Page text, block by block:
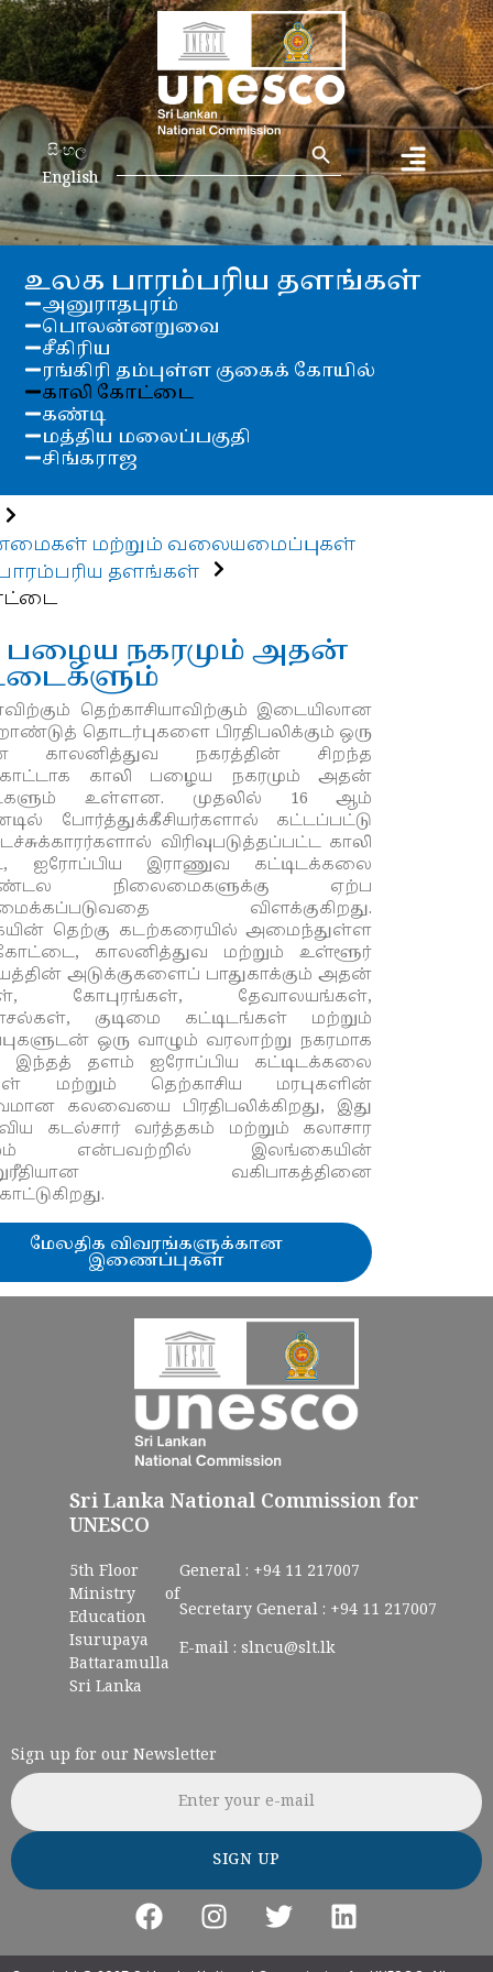
සිංහල
English
Search
for:
Search Button
உலக பாரம்பரிய தளங்கள்
அனுராதபுரம்
பொலன்னறுவை
சீகிரிய
ரங்கிரி தம்புள்ள குகைக் கோயில்
காலி கோட்டை
கண்டி
மத்திய மலைப்பகுதி
சிங்கராஜ
மற்றும் வலையமைப்புகள்
தளங்கள்
பழைய நகரமும் அதன்
தெற்காசியாவிற்கும் இடையிலான
தொடர்புகளை பிரதிபலிக்கும் ஒரு
காலனித்துவ நகரத்தின் சிறந்த
காலி பழைய நகரமும் அதன்
உள்ளன. முதலில் 16 ஆம்
போர்த்துக்கீசியர்களால் கட்டப்பட்டு
விரிவுபடுத்தப்பட்ட காலி
ஐரோப்பிய இராணுவ கட்டிடக்கலை
நிலைமைகளுக்கு ஏற்ப
விளக்குகிறது.
தெற்கு கடற்கரையில் அமைந்துள்ள
காலனித்துவ மற்றும் உள்ளூர்
அடுக்குகளைப் பாதுகாக்கும் அதன்
கோபுரங்கள், தேவாலயங்கள்,
குடிமை கட்டிடங்கள் மற்றும்
ஒரு வாழும் வரலாற்று நகரமாக
இந்தத் தளம் ஐரோப்பிய கட்டிடக்கலை
மற்றும் தெற்காசிய மரபுகளின்
கலவையை பிரதிபலிக்கிறது, இது
கடல்சார் வர்த்தகம் மற்றும் கலாசார
என்பவற்றில் இலங்கையின்
வகிபாகத்தினை
மேலதிக விவரங்களுக்கான
இணைப்புகள்
Sri Lanka National Commission for
UNESCO
5th Floor
Ministry of
Education
Isurupaya
Battaramulla
Sri Lanka
General : +94 11 217007
Secretary General : +94 11 217007
E-mail : slncu@slt.lk
Sign up for our Newsletter
Email address